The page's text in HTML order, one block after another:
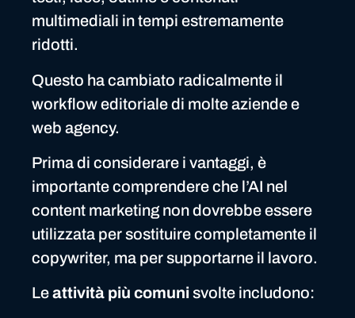
multimediali in tempi estremamente
ridotti.
Questo ha cambiato radicalmente il
workflow editoriale di molte aziende e
web agency.
Prima di considerare i vantaggi, è
importante comprendere che l’AI nel
content marketing non dovrebbe essere
utilizzata per sostituire completamente il
copywriter, ma per supportarne il lavoro.
Leattività più comuni svolte includono: